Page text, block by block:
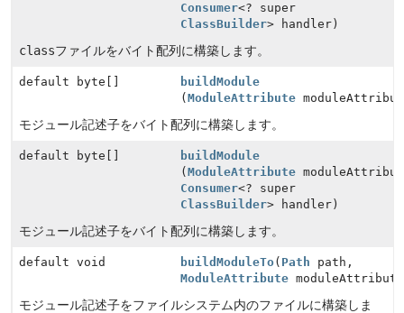
Consumer<? super
ClassBuilder> handler)
classファイルをバイト配列に構築します。
default byte[]
buildModule
(ModuleAttribute
モジュール記述子をバイト配列に構築します。
default byte[]
buildModule
(ModuleAttribute
Consumer<? super
ClassBuilder> handler)
モジュール記述子をバイト配列に構築します。
default void buildModuleTo( Path path,
ModuleAttribute
モジュール記述子をファイルシステム内のファイルに構築しま